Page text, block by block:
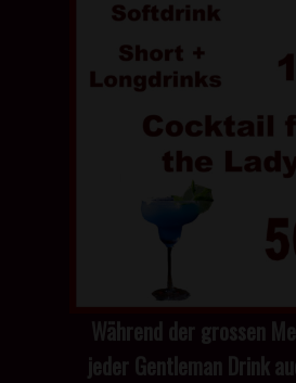
Während der grossen
jeder Gentleman Drink